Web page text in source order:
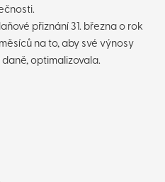
přiznání 31. března o rok
na to, aby své výnosy
optimalizovala.